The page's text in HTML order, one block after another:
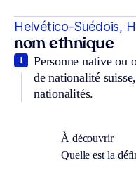
Helvético-Suédois,
nom ethnique
Personne native ou
de nationalité
nationalités.
1
À découvrir
Quelle est la